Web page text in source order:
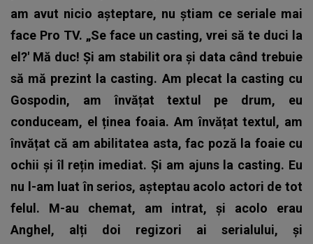
am avut nicio așteptare, nu știam ce seriale mai
face Pro TV. „Se face un casting, vrei să te duci la
el?' Mă duc! Și am stabilit ora și data când trebuie
să mă prezint la casting. Am plecat la casting cu
Gospodin, am învățat textul pe drum, eu
conduceam, el ținea foaia. Am învățat textul, am
învățat că am abilitatea asta, fac poză la foaie cu
ochii și îl rețin imediat. Și am ajuns la casting. Eu
nu l-am luat în serios, așteptau acolo actori de tot
felul. M-au chemat, am intrat, și acolo erau
Anghel, alți doi regizori ai serialului, și